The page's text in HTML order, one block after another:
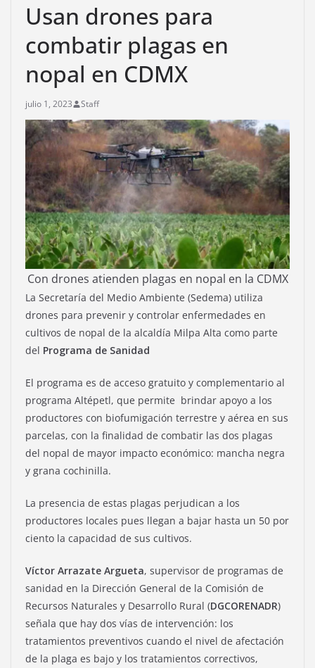
Usan drones para
combatir plagas en
nopal en CDMX
julio 1, 2023 Staff
Con drones atienden plagas en nopal en la CDMX
La Secretaría del Medio Ambiente (Sedema) utiliza
drones para prevenir y controlar enfermedades en
cultivos de nopal de la alcaldía Milpa Alta como parte
del Programa de Sanidad
El programa es de acceso gratuito y complementario al
programa Altépetl, que permite brindar apoyo a los
productores con biofumigación terrestre y aérea en sus
parcelas, con la finalidad de combatir las dos plagas
del nopal de mayor impacto económico: mancha negra
y grana cochinilla.
La presencia de estas plagas perjudican a los
productores locales pues llegan a bajar hasta un 50 por
ciento la capacidad de sus cultivos.
Víctor Arrazate Argueta, supervisor de programas de
sanidad en la Dirección General de la Comisión de
Recursos Naturales y Desarrollo Rural (DGCORENADR)
señala que hay dos vías de intervención: los
tratamientos preventivos cuando el nivel de afectación
de la plaga es bajo y los tratamientos correctivos,